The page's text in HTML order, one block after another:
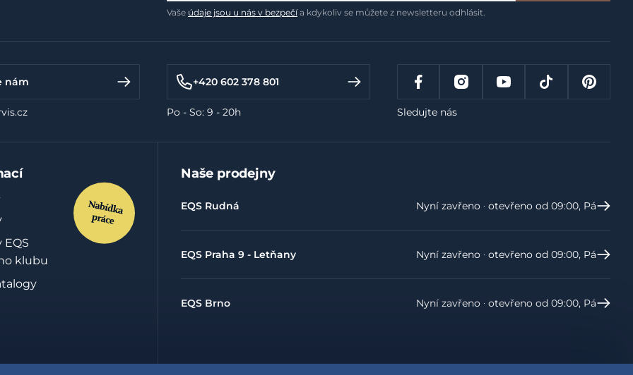
Vaše údaje jsou u nás v bezpečía kdykoliv se můžete z newsletteru odhlásit.
nám +420 602 378 801
Po - So: 9 - 20h Sledujte nás
klubu
Naše prodejny
EQS Rudná Nyní zavřeno ‧ otevřeno od 09:00, Pá
EQS Praha 9 - Letňany Nyní zavřeno ‧ otevřeno od 09:00, Pá
EQS Brno Nyní zavřeno ‧ otevřeno od 09:00, Pá